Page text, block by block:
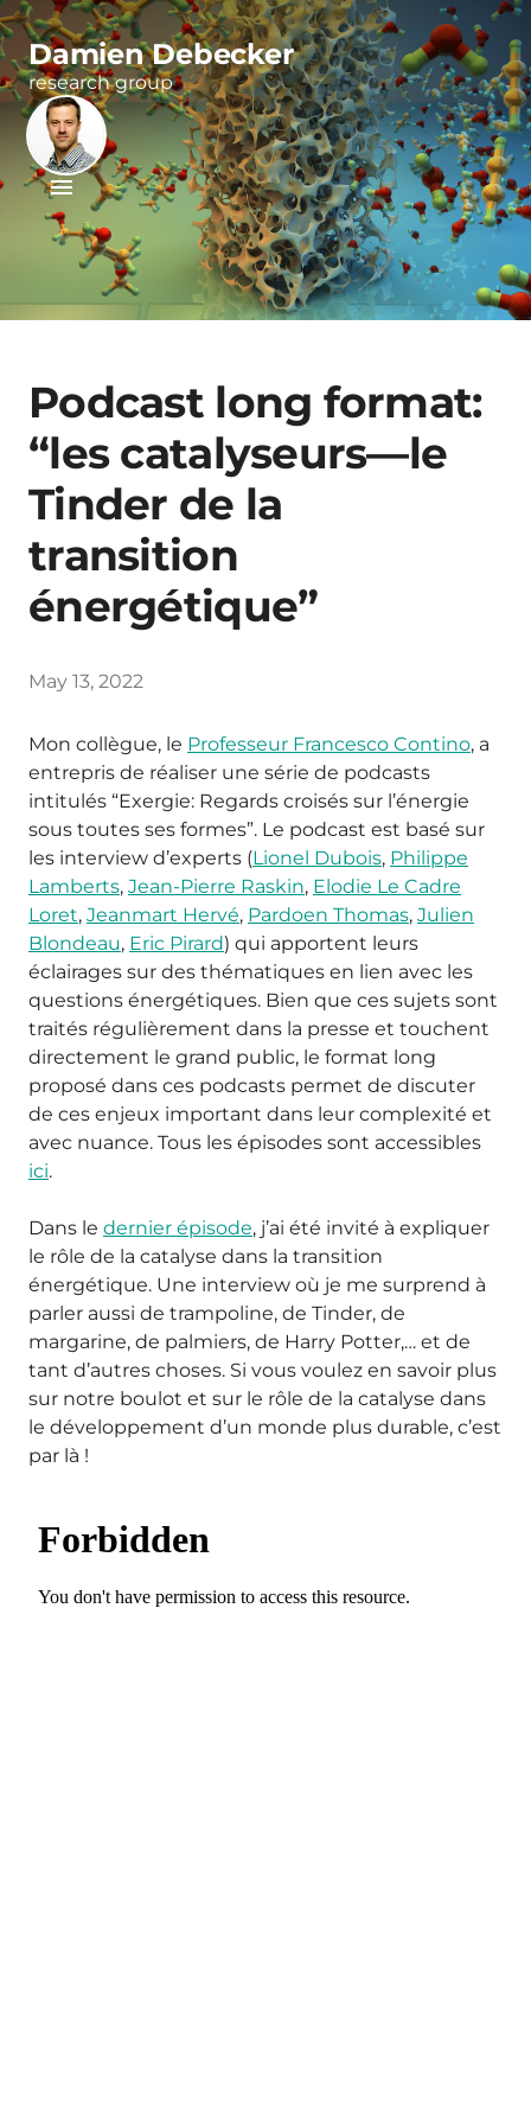
Damien Debecker
research group
Podcast long format:
“les catalyseurs—le
Tinder de la
transition
énergétique”
May 13, 2022
Mon collègue, le Professeur Francesco Contino, a
entrepris de réaliser une série de podcasts
intitulés “Exergie: Regards croisés sur l’énergie
sous toutes ses formes”. Le podcast est basé sur
les interview d’experts (Lionel Dubois, Philippe
Lamberts, Jean-Pierre Raskin, Elodie Le Cadre
Loret, Jeanmart Hervé, Pardoen Thomas, Julien
Blondeau, Eric Pirard) qui apportent leurs
éclairages sur des thématiques en lien avec les
questions énergétiques. Bien que ces sujets sont
traités régulièrement dans la presse et touchent
directement le grand public, le format long
proposé dans ces podcasts permet de discuter
de ces enjeux important dans leur complexité et
avec nuance. Tous les épisodes sont accessibles
ici.
Dans le dernier épisode, j’ai été invité à expliquer
le rôle de la catalyse dans la transition
énergétique. Une interview où je me surprend à
parler aussi de trampoline, de Tinder, de
margarine, de palmiers, de Harry Potter,… et de
tant d’autres choses. Si vous voulez en savoir plus
sur notre boulot et sur le rôle de la catalyse dans
le développement d’un monde plus durable, c’est
par là !